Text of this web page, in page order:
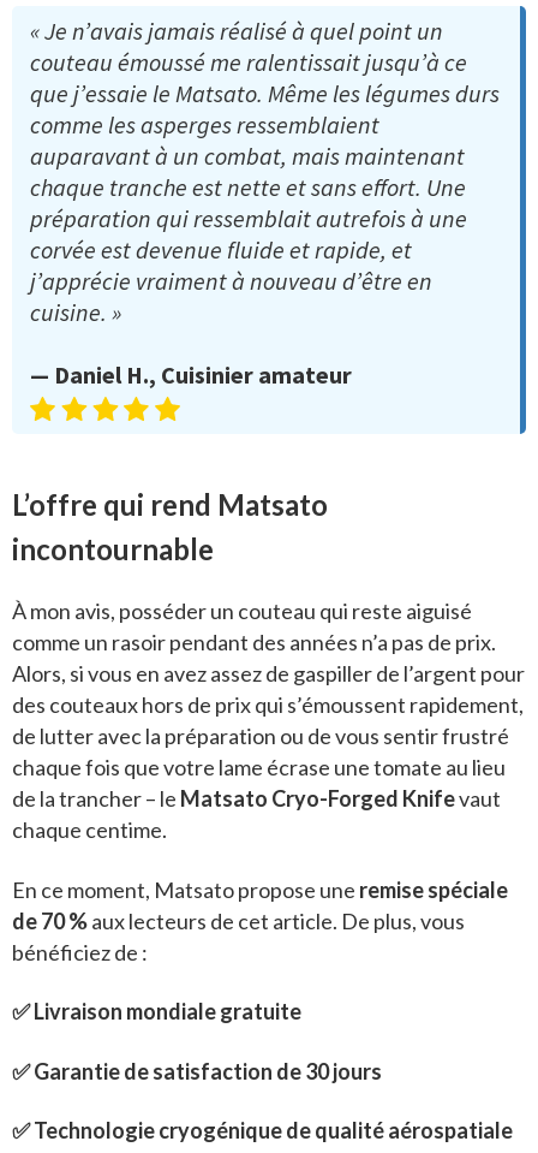
« Je n’avais jamais réalisé à quel point un
couteau émoussé me ralentissait jusqu’à ce
que j’essaie le Matsato. Même les légumes durs
comme les asperges ressemblaient
auparavant à un combat, mais maintenant
chaque tranche est nette et sans effort. Une
préparation qui ressemblait autrefois à une
corvée est devenue fluide et rapide, et
j’apprécie vraiment à nouveau d’être en
cuisine. »
— Daniel H., Cuisinier amateur
L’offre qui rend Matsato
incontournable
À mon avis, posséder un couteau qui reste aiguisé
comme un rasoir pendant des années n’a pas de prix.
Alors, si vous en avez assez de gaspiller de l’argent pour
des couteaux hors de prix qui s’émoussent rapidement,
de lutter avec la préparation ou de vous sentir frustré
chaque fois que votre lame écrase une tomate au lieu
de la trancher – le Matsato Cryo-Forged Knifevaut
chaque centime.
En ce moment, Matsato propose une remise spéciale
de 70 %aux lecteurs de cet article. De plus, vous
bénéficiez de :
✅ Livraison mondiale gratuite
✅ Garantie de satisfaction de 30 jours
✅ Technologie cryogénique de qualité aérospatiale